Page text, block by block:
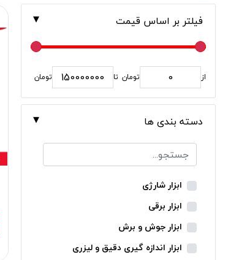
فیلتر بر اساس قیمت
از تومان تا تومان
دسته بندی ها
ابزار شارژی
ابزار برقی
ابزار جوش و برش
ابزار اندازه گیری دقیق و لیزری